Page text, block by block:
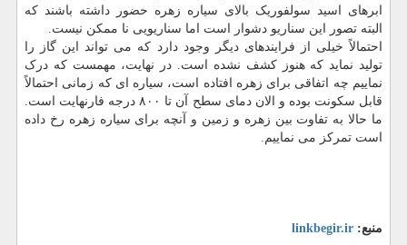
ابرهای اسید سولفوریک بالای سیاره زهره حضور داشته باشند که
البته تصور این سناریو دشوار است اما سناریویی نا ممکن نیست.
احتمالاً خیلی از فرایندهای دیگر وجود دارد که می تواند این گاز را
تولید نماید که هنوز کشف نشده است. در نهایت، مهمست که درک
نماییم چه اتفاقی برای زهره افتاده است، سیاره ای که زمانی احتمالاً
قابل سکونت بوده و الان دمای سطح آن تا ۸۰۰ درجه فارنهایت است.
ما حالا به تفاوت بین زهره و زمین و آنچه برای سیاره زهره رخ داده
است تمرکز می نماییم.
منبع: linkbegir.ir